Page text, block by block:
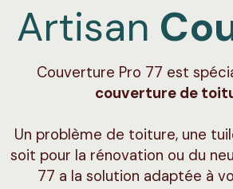
Artisan
Couverture Pro 77 est
couverture de
Un problème de toiture, une
soit pour la rénovation ou du
77 a la solution adaptée à